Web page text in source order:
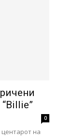
0
на